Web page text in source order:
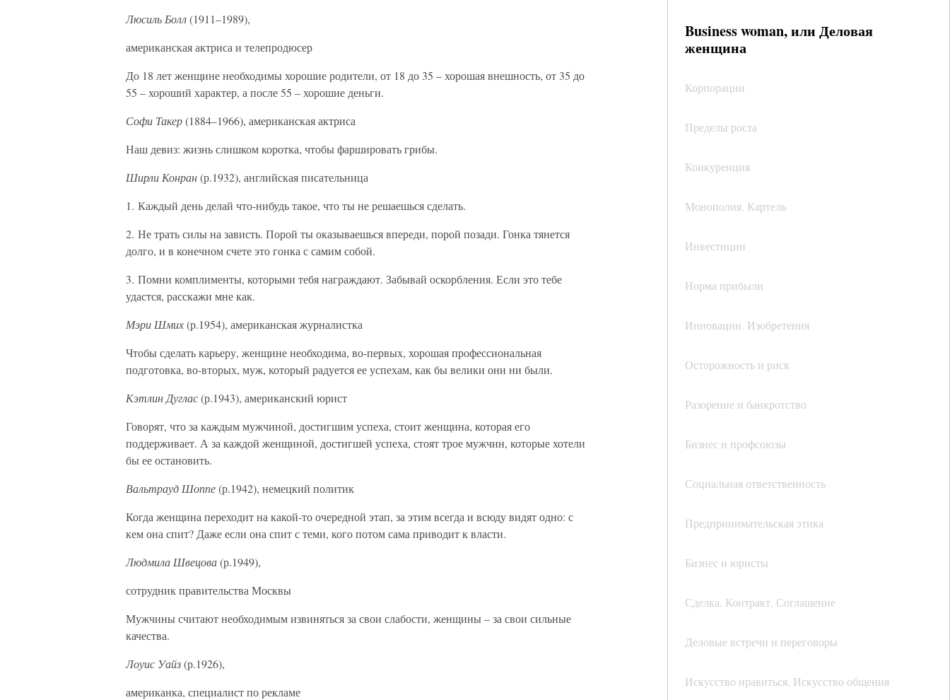
Business woman, или Деловая
женщина
Корпорации
Пределы роста
Конкуренция
Монополия. Картель
Инвестиции
Норма прибыли
Инновации. Изобретения
Осторожность и риск
Разорение и банкротство
Бизнес и профсоюзы
Социальная ответственность
Предпринимательская этика
Бизнес и юристы
Сделка. Контракт. Соглашение
Деловые встречи и переговоры
Искусство нравиться. Искусство общения
Люсиль Болл(1911–1989),
американская актриса и телепродюсер
До 18 лет женщине необходимы хорошие родители, от 18 до 35 – хорошая внешность, от 35 до
55 – хороший характер, а после 55 – хорошие деньги.
Софи Такер(1884–1966), американская актриса
Наш девиз: жизнь слишком коротка, чтобы фаршировать грибы.
Ширли Конран(р.1932), английская писательница
1. Каждый день делай что-нибудь такое, что ты не решаешься сделать.
2. Не трать силы на зависть. Порой ты оказываешься впереди, порой позади. Гонка тянется
долго, и в конечном счете это гонка с самим собой.
3. Помни комплименты, которыми тебя награждают. Забывай оскорбления. Если это тебе
удастся, расскажи мне как.
Мэри Шмих(р.1954), американская журналистка
Чтобы сделать карьеру, женщине необходима, во-первых, хорошая профессиональная
подготовка, во-вторых, муж, который радуется ее успехам, как бы велики они ни были.
Кэтлин Дуглас(р.1943), американский юрист
Говорят, что за каждым мужчиной, достигшим успеха, стоит женщина, которая его
поддерживает. А за каждой женщиной, достигшей успеха, стоят трое мужчин, которые хотели
бы ее остановить.
Вальтрауд Шоппе(р.1942), немецкий политик
Когда женщина переходит на какой-то очередной этап, за этим всегда и всюду видят одно: с
кем она спит? Даже если она спит с теми, кого потом сама приводит к власти.
Людмила Швецова(р.1949),
сотрудник правительства Москвы
Мужчины считают необходимым извиняться за свои слабости, женщины – за свои сильные
качества.
Лоуис Уайз(р.1926),
американка, специалист по рекламе